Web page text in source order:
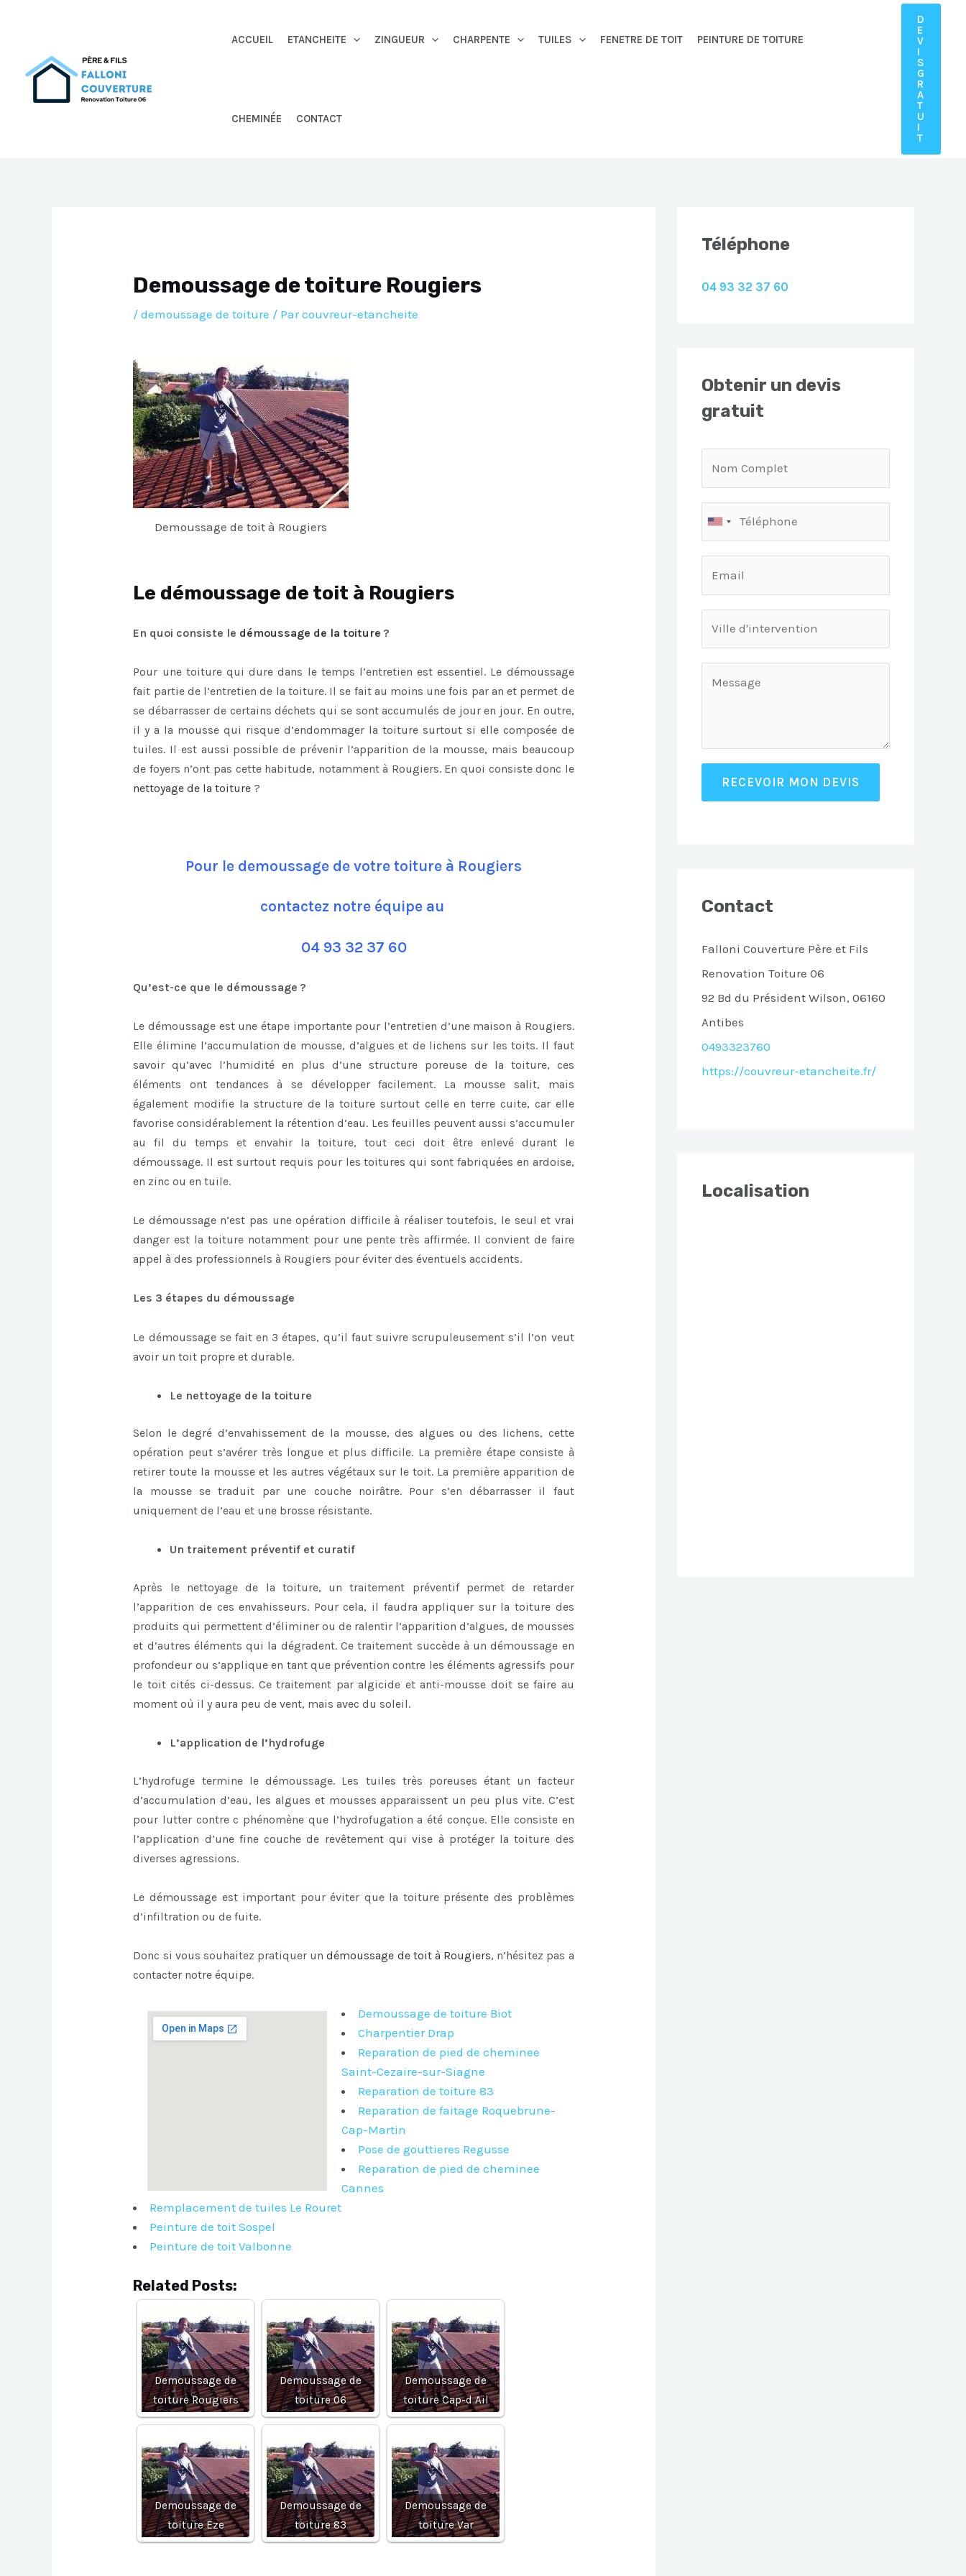
ACCUEIL ETANCHEITE ZINGUEUR CHARPENTE TUILES FENETRE DE TOIT PEINTURE DE TOITURE
CHEMINÉE CONTACT
D
E
V
I
S
G
R
A
T
U
I
T
Demoussage de toiture Rougiers
/demoussage de toiture / Parcouvreur-etancheite
Demoussage de toit à Rougiers
Le démoussage de toit à Rougiers
En quoi consiste le démoussage de la toiture ?
Pour une toiture qui dure dans le temps l’entretien est essentiel. Le démoussage
fait partie de l’entretien de la toiture. Il se fait au moins une fois par an et permet de
se débarrasser de certains déchets qui se sont accumulés de jour en jour. En outre,
il y a la mousse qui risque d’endommager la toiture surtout si elle composée de
tuiles. Il est aussi possible de prévenir l’apparition de la mousse, mais beaucoup
de foyers n’ont pas cette habitude, notamment à Rougiers. En quoi consiste donc le
nettoyage de la toiture ?
Pour le demoussage de votre toiture à Rougiers
contactez notre équipe au
04 93 32 37 60
Qu’est-ce que le démoussage ?
Le démoussage est une étape importante pour l’entretien d’une maison à Rougiers.
Elle élimine l’accumulation de mousse, d’algues et de lichens sur les toits. Il faut
savoir qu’avec l’humidité en plus d’une structure poreuse de la toiture, ces
éléments ont tendances à se développer facilement. La mousse salit, mais
également modifie la structure de la toiture surtout celle en terre cuite, car elle
favorise considérablement la rétention d’eau. Les feuilles peuvent aussi s’accumuler
au fil du temps et envahir la toiture, tout ceci doit être enlevé durant le
démoussage. Il est surtout requis pour les toitures qui sont fabriquées en ardoise,
en zinc ou en tuile.
Le démoussage n’est pas une opération difficile à réaliser toutefois, le seul et vrai
danger est la toiture notamment pour une pente très affirmée. Il convient de faire
appel à des professionnels à Rougiers pour éviter des éventuels accidents.
Les 3 étapes du démoussage
Le démoussage se fait en 3 étapes, qu’il faut suivre scrupuleusement s’il l’on veut
avoir un toit propre et durable.
Le nettoyage de la toiture
Selon le degré d’envahissement de la mousse, des algues ou des lichens, cette
opération peut s’avérer très longue et plus difficile. La première étape consiste à
retirer toute la mousse et les autres végétaux sur le toit. La première apparition de
la mousse se traduit par une couche noirâtre. Pour s’en débarrasser il faut
uniquement de l’eau et une brosse résistante.
Un traitement préventif et curatif
Après le nettoyage de la toiture, un traitement préventif permet de retarder
l’apparition de ces envahisseurs. Pour cela, il faudra appliquer sur la toiture des
produits qui permettent d’éliminer ou de ralentir l’apparition d’algues, de mousses
et d’autres éléments qui la dégradent. Ce traitement succède à un démoussage en
profondeur ou s’applique en tant que prévention contre les éléments agressifs pour
le toit cités ci-dessus. Ce traitement par algicide et anti-mousse doit se faire au
moment où il y aura peu de vent, mais avec du soleil.
L’application de l’hydrofuge
L’hydrofuge termine le démoussage. Les tuiles très poreuses étant un facteur
d’accumulation d’eau, les algues et mousses apparaissent un peu plus vite. C’est
pour lutter contre c phénomène que l’hydrofugation a été conçue. Elle consiste en
l’application d’une fine couche de revêtement qui vise à protéger la toiture des
diverses agressions.
Le démoussage est important pour éviter que la toiture présente des problèmes
d’infiltration ou de fuite.
Donc si vous souhaitez pratiquer undémoussage de toit à Rougiers, n’hésitez pas a
contacter notre équipe.
Demoussage de toiture Biot
Charpentier Drap
Reparation de pied de cheminee
Saint-Cezaire-sur-Siagne
Reparation de toiture 83
Reparation de faitage Roquebrune-
Cap-Martin
Pose de gouttieres Regusse
Reparation de pied de cheminee
Cannes
Remplacement de tuiles Le Rouret
Peinture de toit Sospel
Peinture de toit Valbonne
Related Posts:
Demoussage de
toiture Rougiers
Demoussage de
toiture 06
Demoussage de
toiture Cap-d Ail
Demoussage de
toiture Eze
Demoussage de
toiture 83
Demoussage de
toiture Var
Téléphone
04 93 32 37 60
Obtenir un devis
gratuit
RECEVOIR MON DEVIS
Contact
Falloni Couverture Père et Fils
Renovation Toiture 06
92 Bd du Président Wilson, 06160
Antibes
0493323760
https://couvreur-etancheite.fr/
Localisation